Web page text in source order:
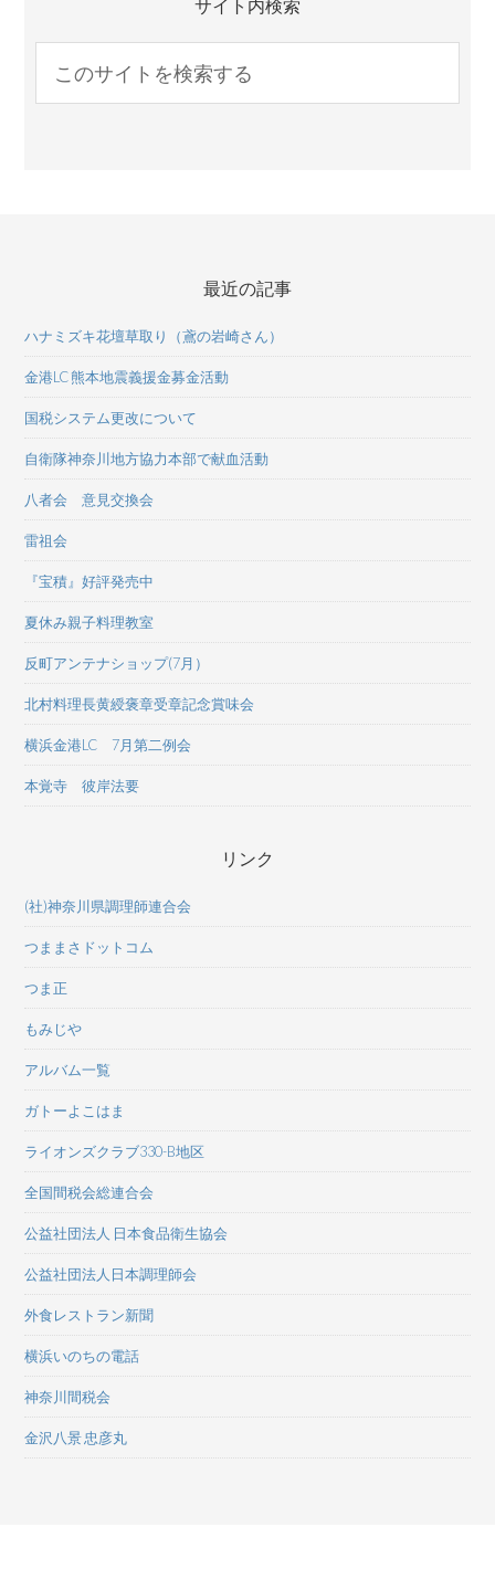
サイト内検索
最近の記事
ハナミズキ花壇草取り（鳶の岩崎さん）
金港LC 熊本地震義援金募金活動
国税システム更改について
自衛隊神奈川地方協力本部で献血活動
八者会 意見交換会
雷祖会
『宝積』好評発売中
夏休み親子料理教室
反町アンテナショップ(7月）
北村料理長黄綬褒章受章記念賞味会
横浜金港LC 7月第二例会
本覚寺 彼岸法要
リンク
(社)神奈川県調理師連合会
つままさドットコム
つま正
もみじや
アルバム一覧
ガトーよこはま
ライオンズクラブ330-B地区
全国間税会総連合会
公益社団法人 日本食品衛生協会
公益社団法人日本調理師会
外食レストラン新聞
横浜いのちの電話
神奈川間税会
金沢八景 忠彦丸